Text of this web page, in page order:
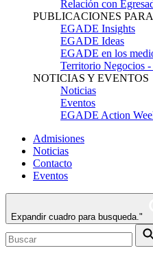
Relación con
PUBLICACIONES
EGADE Insights
EGADE Ideas
EGADE en los
Territorio Negocios -
NOTICIAS Y EVENTOS
Noticias
Eventos
EGADE Action
Admisiones
Noticias
Contacto
Eventos
Expandir cuadro para busqueda."